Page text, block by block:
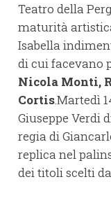
Teatro della
maturità
Isabella
di cui facevano
Nicola Monti,
Cortis.Martedì
Giuseppe Verdi
regia di
replica nel
dei titoli scelti